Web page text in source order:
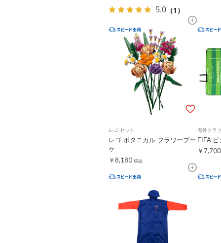
5.0 （1）
レゴ セット
レゴ ボタニカル フラワーブー
ケ
￥8,180 税込
海外クラ
FIFA
￥7,700